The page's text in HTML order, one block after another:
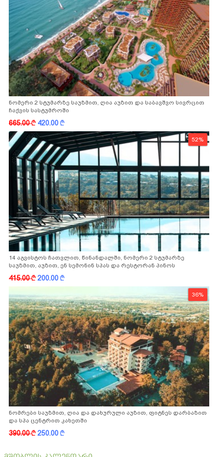
ნომერი 2 სტუმარზე საუზმით, ღია აუზით და საბავშვო სივრცით
ჩაქვის სასტუმროში
665.00k 420.00k
52%
14 აგვისტოს ჩათვლით, წინანდალში, ნომერი 2 სტუმარზე
საუზმით, აუზით, ენ სემონინ სპას და რესტორან პინოს
415.00k200.00k
36%
ნომრები საუზმით, ღია და დახურული აუზით, ფიტნეს დარბაზით
და სპა ცენტრით კახეთში
390.00k250.00k